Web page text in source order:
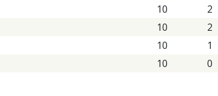
10 2
10 2
10 1
10 0